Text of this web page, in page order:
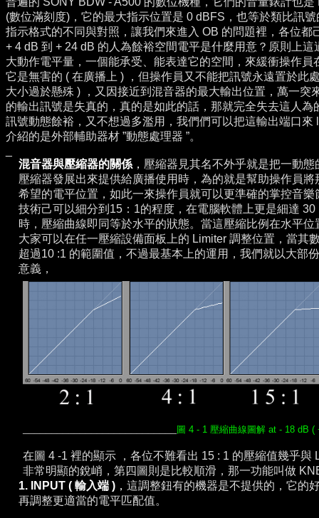
(數位滿刻度)，它的最大指示位置是 0 dBFS，也等於類比訊
指示格式的不同與對照， 讓我們來進入 OB 的問題裡，各位都
+ 4 dB 到 + 24 dB 的人為餘裕空間電平是什麼用意？原則上
大動作電平量，一個能承受、能表達它的空間，來緩衝操作員
它是無害的 ( 在廣播上 ) ，但操作員又不能把訊號永遠置於此
大小過於懸殊 ) ，又因接近到混音器的最大輸出位置，萬一突
的輸出訊號是失真的，真的是如此的話，那就完全失去這人為
訊號動態餘裕，又不想過多濫用，我們們可以把這輸出端口來
介紹的是外部輔助器材 ”動態處理器 ”。
混音器與壓縮器的關係 ， 壓縮器見其名不外乎就是把一動
壓縮器發展出來提供給廣播使用時，為的就是幫助操作員
希望的電平位置，如此一來操作員就可以更準確的掌控音
技術己可以細分到15：1的程度，在電腦軟體上更是細達
時，壓縮曲線即同等於水平的狀態。當這壓縮比例在水平
大家可以在任一壓縮設備面板上的 Limiter 調整位置，當其
超過10 :1 的範圍值，不過最基本上的運用，我們就以大部
意義，
圖 4 - 1 壓縮曲線圖解 at - 18 dB (
在圖 4 -1 裡的顯示
，各位不難看出 15 : 1 的壓縮值幾乎
非常明顯的銳峭，第四圖則是比較順滑，那一功能叫做
1. INPUT ( 輸入端 ) ， 這調整鈕有的機器是不提供的，它的
再調整更適當的電平匹配值。